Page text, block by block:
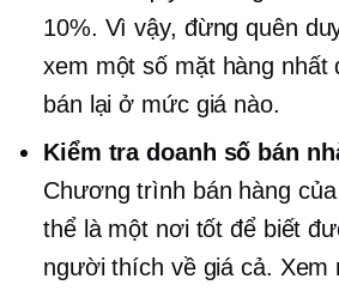
10%. Vì vậy, đừng quên
xem một số mặt hàng nhất
bán lại ở mức giá nào.
Kiểm tra doanh số bán
Chương trình bán hàng
thể là một nơi tốt để biết
người thích về giá cả.